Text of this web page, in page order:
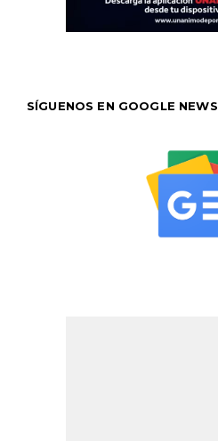
SÍGUENOS EN GOOGLE NEWS